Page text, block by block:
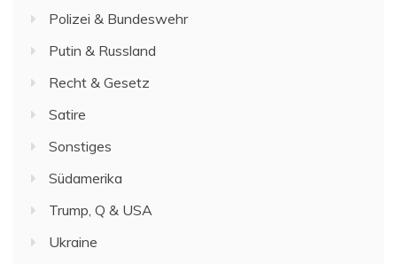
Polizei & Bundeswehr
Putin & Russland
Recht & Gesetz
Satire
Sonstiges
Südamerika
Trump, Q & USA
Ukraine